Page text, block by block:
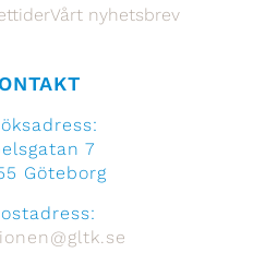
Vårt nyhetsbrev
7
Göteborg